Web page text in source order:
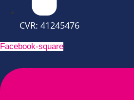
CVR: 41245476
Facebook-square